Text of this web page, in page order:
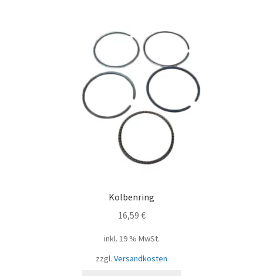
Kolbenring
16,59 €
inkl. 19 % MwSt.
zzgl. Versandkosten